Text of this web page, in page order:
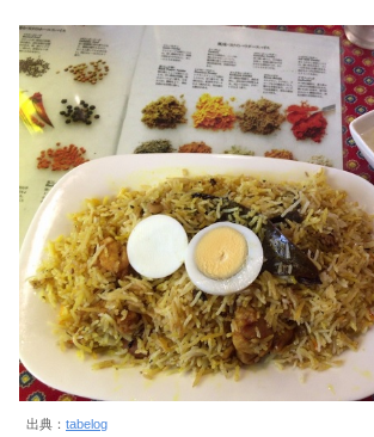
出典： tabelog